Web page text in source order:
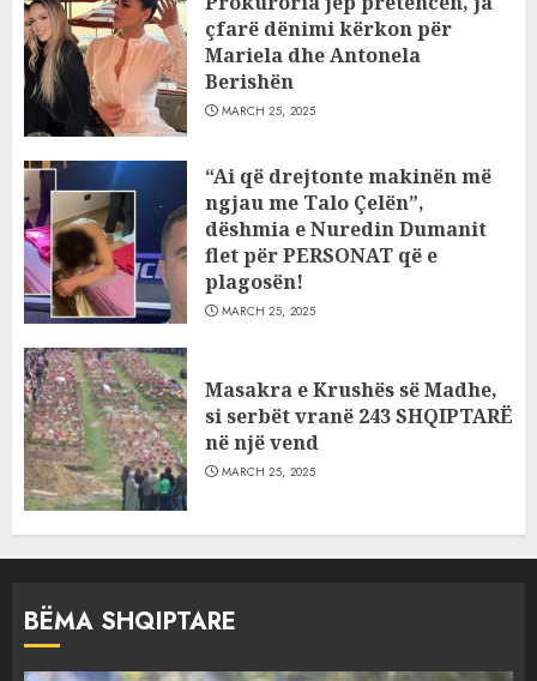
çfarë dënimi kërkon për
Mariela dhe Antonela
Berishën
MARCH 25, 2025
“Ai që drejtonte makinën më
ngjau me Talo Çelën”,
dëshmia e Nuredin Dumanit
flet për PERSONAT që e
plagosën!
MARCH 25, 2025
Masakra e Krushës së Madhe,
si serbët vranë 243 SHQIPTARË
në një vend
MARCH 25, 2025
BËMA SHQIPTARE